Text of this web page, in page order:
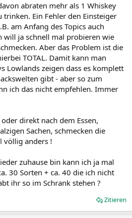
abraten mehr als 1 Whiskey
trinken. Ein Fehler den Einsteiger
am Anfang des Topics auch
will ja schnell mal probieren wie
Aber das Problem ist die
TOTAL. Damit kann man
Lowlands zeigen dass es komplett
gibt - aber so zum
ich das nicht empfehlen. Immer
direkt nach dem Essen,
Sachen, schmecken die
völlig anders !
zuhause bin kann ich ja mal
30 Sorten + ca. 40 die ich nicht
ihr so im Schrank stehen ?
Zitieren